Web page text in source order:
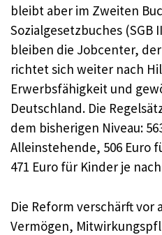
bleibt aber im Zweiten
Sozialgesetzbuches (SGB
bleiben die Jobcenter,
richtet sich weiter nach
Erwerbsfähigkeit und
Deutschland. Die
dem bisherigen Niveau:
Alleinstehende, 506 Euro
471 Euro für Kinder je
Die Reform verschärft vor
Vermögen,